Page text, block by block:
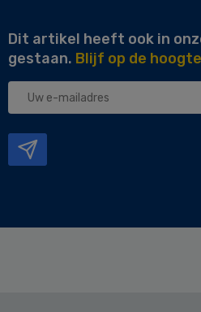
Dit artikel heeft ook in
gestaan. Blijf op de
Uw